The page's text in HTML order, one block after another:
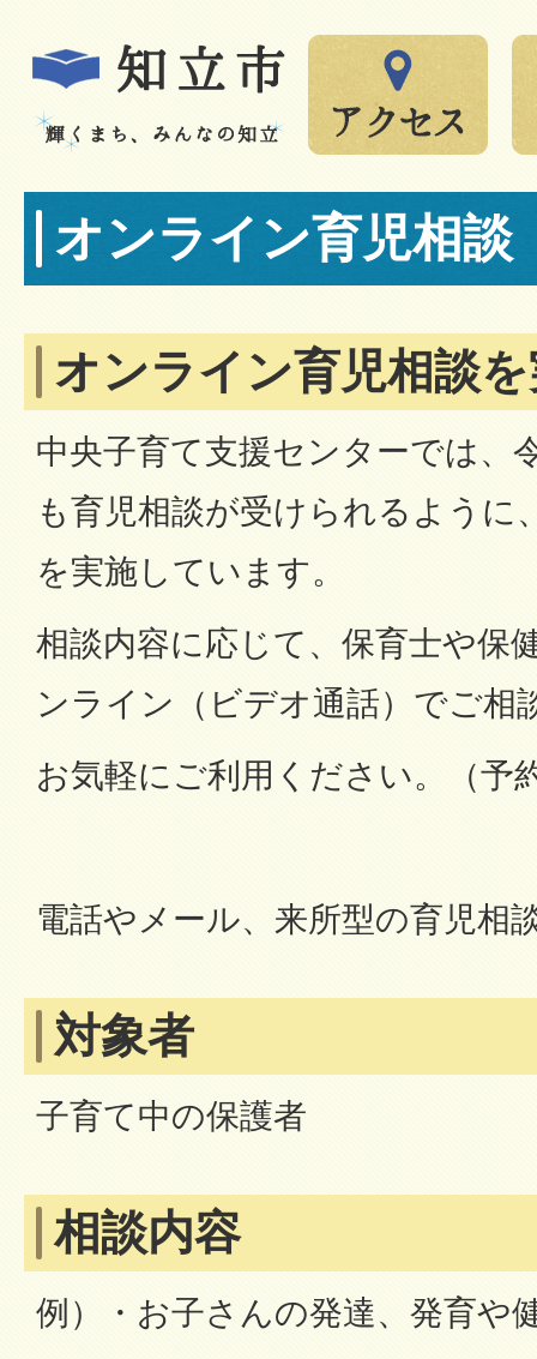
オンライン育児相談
オンライン育児相談
中央子育て支援センターでは、
も育児相談が受けられるように
を実施しています。
相談内容に応じて、保育士や保
ンライン（ビデオ通話）でご相
お気軽にご利用ください。（予
電話やメール、来所型の育児相
対象者
子育て中の保護者
相談内容
例）・お子さんの発達、発育や